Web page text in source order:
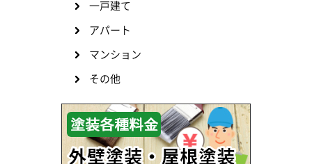
一戸建て
アパート
マンション
その他